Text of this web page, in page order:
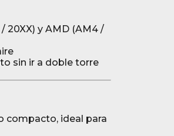
20XX) y AMD (AM4 /
sin ir a doble torre
compacto, ideal para